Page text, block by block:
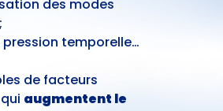
des modes
temporelle…
de facteurs
augmentent le